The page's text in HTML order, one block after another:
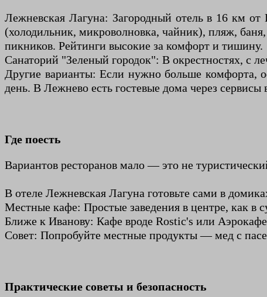
Лежневская Лагуна: Загородный отель в 16 км
(холодильник, микроволновка, чайник), пляж,
пикников. Рейтинги высокие за комфорт и тишину.
Санаторий "Зеленый городок": В окрестностях, с
Другие варианты: Если нужно больше комфорта,
день. В Лежнево есть гостевые дома через сервисы
Где поесть
Вариантов ресторанов мало — это не
В отеле Лежневская Лагуна готовьте сами в
Местные кафе: Простые заведения в центре, как в
Ближе к Иванову: Кафе вроде Rostic's или
Совет: Попробуйте местные продукты — мед с
Практические советы и безопасность